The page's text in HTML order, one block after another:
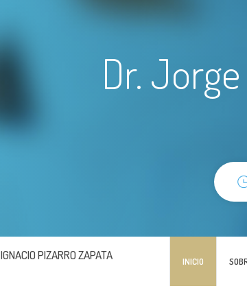
PIZARRO ZAPATA INICIO
Dr.